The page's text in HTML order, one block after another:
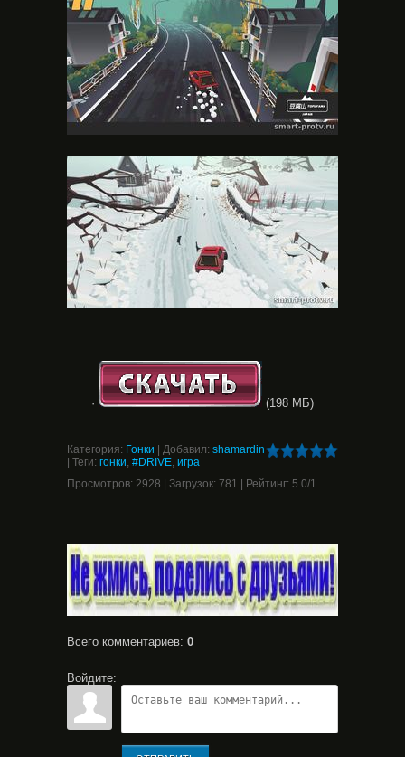
· (198 МБ)
Категория: Гонки Добавил: shamardin
Теги: гонки, #DRIVE, игра
Просмотров: 2928 Загрузок: 781 Рейтинг: 5.0/1
Всего комментариев: 0
Войдите: